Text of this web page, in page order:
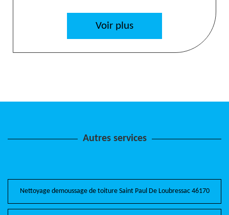
Voir plus
Autres services
Nettoyage demoussage de toiture Saint Paul De Loubressac 46170